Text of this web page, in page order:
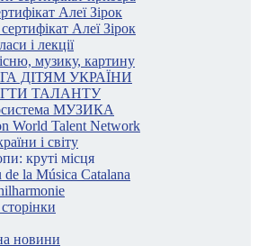
Алеї Зірок
Алеї Зірок
і лекції
музику, картину
ДІТЯМ УКРАЇНИ
ТАЛАНТУ
МУЗИКА
World Talent Network
і світу
круті місця
de la Música Catalana
новини